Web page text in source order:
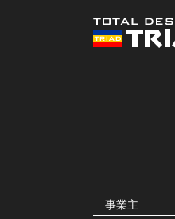
事業主